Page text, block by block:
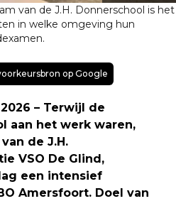
van de J.H. Donnerschool is het
in welke omgeving hun
op Google
– Terwijl de
aan het werk waren,
de J.H.
VSO De Glind,
een intensief
Amersfoort. Doel van